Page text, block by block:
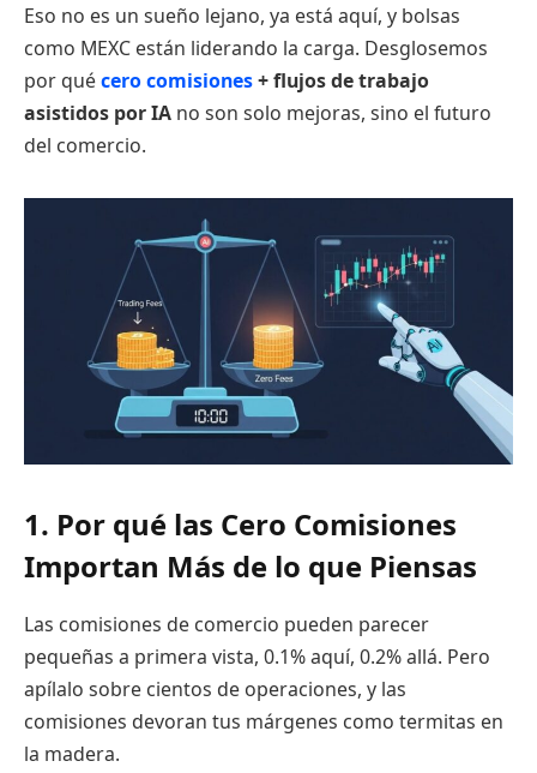
Eso no es un sueño lejano, ya está aquí, y bolsas
como MEXC están liderando la carga. Desglosemos
por quécero comisiones+ flujos de trabajo
asistidos por IA no son solo mejoras, sino el futuro
del comercio.
1. Por qué las Cero Comisiones
Importan Más de lo que Piensas
Las comisiones de comercio pueden parecer
pequeñas a primera vista, 0.1% aquí, 0.2% allá. Pero
apílalo sobre cientos de operaciones, y las
comisiones devoran tus márgenes como termitas en
la madera.